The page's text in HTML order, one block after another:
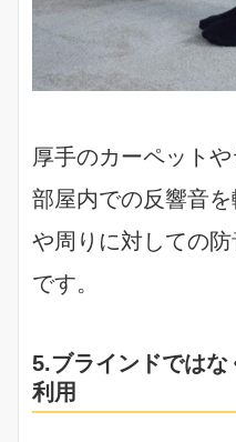
厚手のカーペット
部屋内での反響音
や周りに対しての
です。
5.ブラインドでは
利用